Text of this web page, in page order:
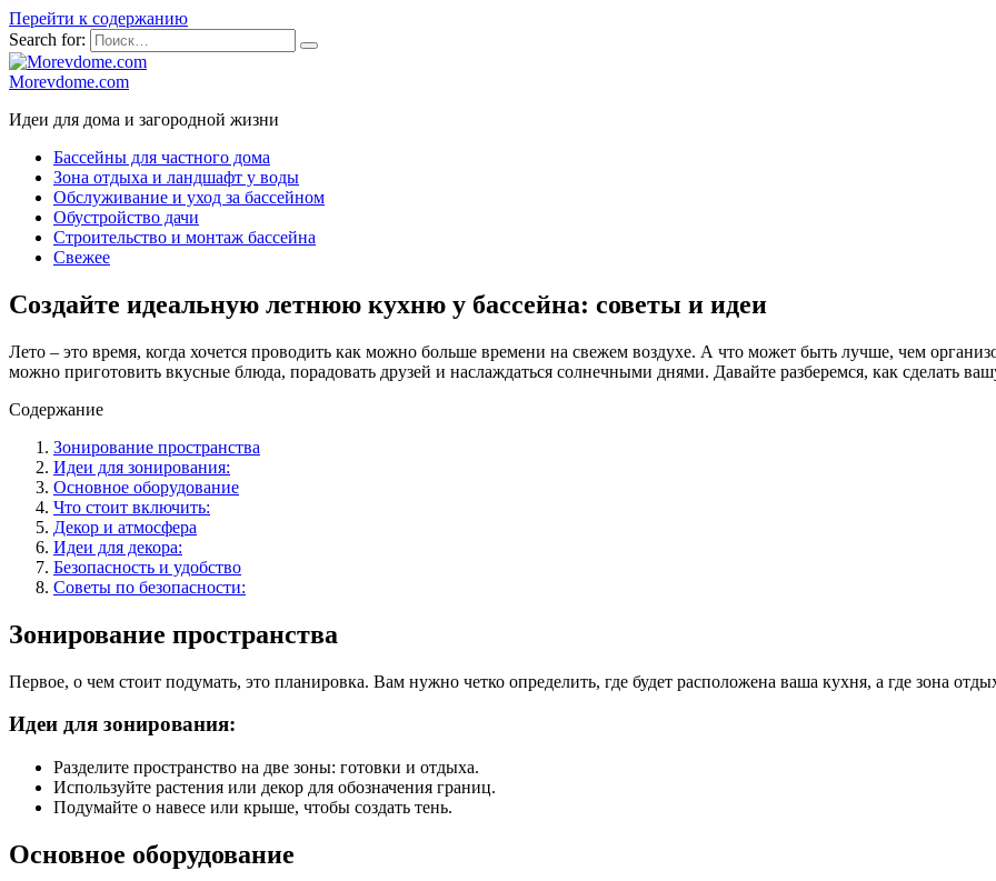
Перейти к содержанию
Search for:
Morevdome.com
Идеи для дома и загородной жизни
Бассейны для частного дома
Зона отдыха и ландшафт у воды
Обслуживание и уход за бассейном
Обустройство дачи
Строительство и монтаж бассейна
Свежее
Создайте идеальную летнюю кухню у бассейна: советы и идеи
Лето – это время, когда хочется проводить как можно больше времени на свежем воздухе. А что может быть лучше, чем
можно приготовить вкусные блюда, порадовать друзей и наслаждаться солнечными днями. Давайте разберемся, как сделать
Содержание
Зонирование пространства
Идеи для зонирования:
Основное оборудование
Что стоит включить:
Декор и атмосфера
Идеи для декора:
Безопасность и удобство
Советы по безопасности:
Зонирование пространства
Первое, о чем стоит подумать, это планировка. Вам нужно четко определить, где будет расположена ваша кухня, а где зона
Идеи для зонирования:
Разделите пространство на две зоны: готовки и отдыха.
Используйте растения или декор для обозначения границ.
Подумайте о навесе или крыше, чтобы создать тень.
Основное оборудование